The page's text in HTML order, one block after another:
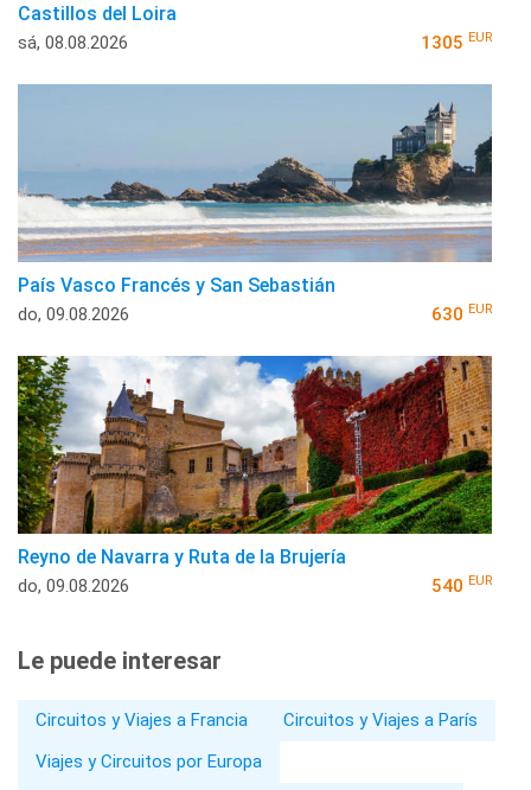
Castillos del Loira
sá, 08.08.2026 1305 EUR
País Vasco Francés y San Sebastián
do, 09.08.2026 630 EUR
Reyno de Navarra y Ruta de la Brujería
do, 09.08.2026 540 EUR
Le puede interesar
Circuitos y Viajes a Francia
Circuitos y Viajes a París
Viajes y Circuitos por Europa